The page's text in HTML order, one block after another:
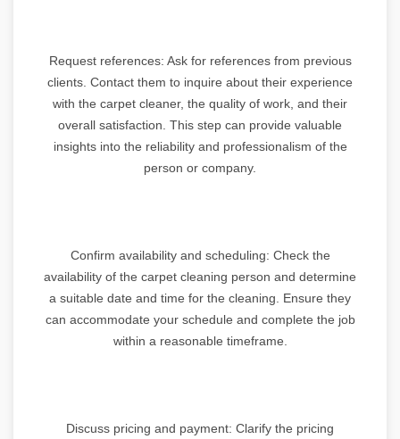
Request references: Ask for references from previous
clients. Contact them to inquire about their experience
with the carpet cleaner, the quality of work, and their
overall satisfaction. This step can provide valuable
insights into the reliability and professionalism of the
person or company.
Confirm availability and scheduling: Check the
availability of the carpet cleaning person and determine
a suitable date and time for the cleaning. Ensure they
can accommodate your schedule and complete the job
within a reasonable timeframe.
Discuss pricing and payment: Clarify the pricing